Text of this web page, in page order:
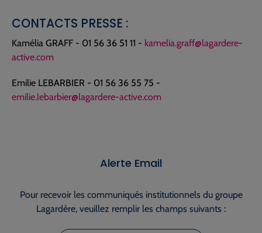
CONTACTS PRESSE :
Kamélia GRAFF - 01 56 36 51 11 - kamelia.graff@lagardere-
active.com
Emilie LEBARBIER - 01 56 36 55 75 -
emilie.lebarbier@lagardere-active.com
Alerte Email
Pour recevoir les communiqués institutionnels du groupe
Lagardère, veuillez remplir les champs suivants :